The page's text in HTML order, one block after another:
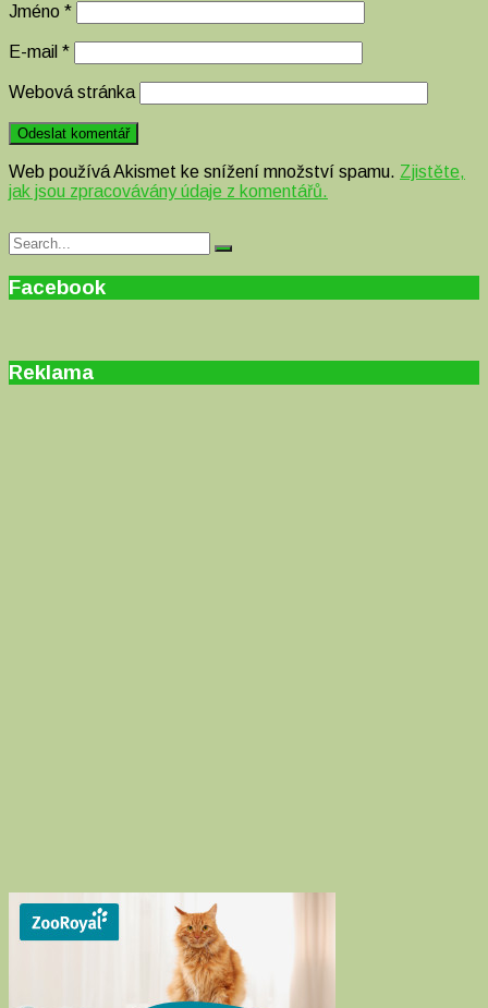
Jméno *
E-mail *
Webová stránka
Web používá Akismet ke snížení množství spamu. Zjistěte,
jak jsou zpracovávány údaje z komentářů.
Search
for:
Search
Facebook
Reklama